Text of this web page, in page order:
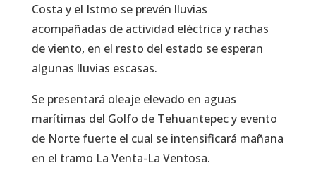
Costa y el Istmo se prevén lluvias
acompañadas de actividad eléctrica y rachas
de viento, en el resto del estado se esperan
algunas lluvias escasas.
Se presentará oleaje elevado en aguas
marítimas del Golfo de Tehuantepec y evento
de Norte fuerte el cual se intensificará mañana
en el tramo La Venta-La Ventosa.